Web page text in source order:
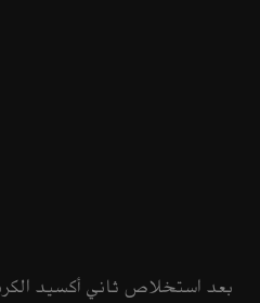
بعد استخلاص ثاني أكسيد